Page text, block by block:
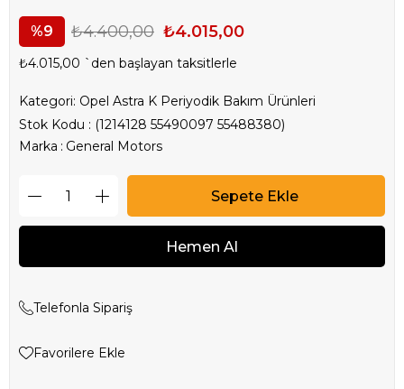
9 ₺4.400,00 ₺4.015,00
₺4.015,00 `den başlayan taksitlerle
Kategori: Opel Astra K Periyodik Bakım Ürünleri
Stok Kodu
(1214128 55490097 55488380)
Marka : General Motors
Telefonla Sipariş
Favorilere Ekle